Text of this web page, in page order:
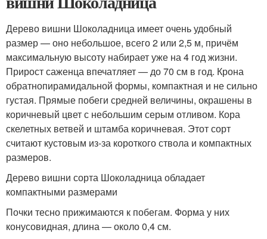
Дерево вишни Шоколадница имеет очень удобный
размер — оно небольшое, всего 2 или 2,5 м, причём
максимальную высоту набирает уже на 4 год жизни.
Прирост саженца впечатляет — до 70 см в год. Крона
обратнопирамидальной формы, компактная и не сильно
густая. Прямые побеги средней величины, окрашены в
коричневый цвет с небольшим серым отливом. Кора
скелетных ветвей и штамба коричневая. Этот сорт
считают кустовым из-за короткого ствола и компактных
размеров.
Дерево вишни сорта Шоколадница обладает
компактными размерами
Почки тесно прижимаются к побегам. Форма у них
конусовидная, длина — около 0,4 см.